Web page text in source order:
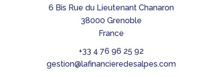
6 Bis Rue du Lieutenant Chanaron
38000 Grenoble
France
+33 4 76 96 25 92
gestion@lafinancieredesalpes.com